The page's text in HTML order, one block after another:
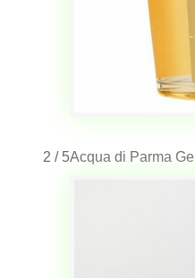
2 / 5Acqua di Parma